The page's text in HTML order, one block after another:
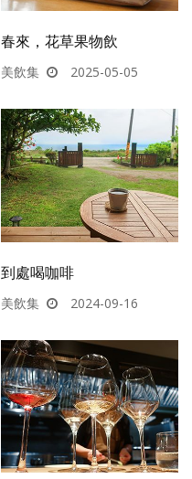
春來，花草果物飲
美飲集 2025-05-05
到處喝咖啡
美飲集 2024-09-16